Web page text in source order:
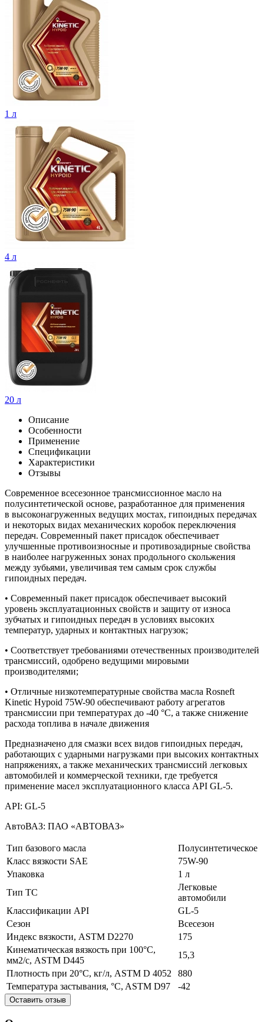
1 л
4 л
20 л
Описание
Особенности
Применение
Спецификации
Характеристики
Отзывы
Современное всесезонное трансмиссионное масло на
полусинтетической основе, разработанное для применения
в высоконагруженных ведущих мостах, гипоидных передачах
и некоторых видах механических коробок переключения
передач. Современный пакет присадок обеспечивает
улучшенные противоизносные и противозадирные свойства
в наиболее нагруженных зонах продольного скольжения
между зубьями, увеличивая тем самым срок службы
гипоидных передач.
• Современный пакет присадок обеспечивает высокий
уровень эксплуатационных свойств и защиту от износа
зубчатых и гипоидных передач в условиях высоких
температур, ударных и контактных нагрузок;
• Соответствует требованиями отечественных производителей
трансмиссий, одобрено ведущими мировыми
производителями;
• Отличные низкотемпературные свойства масла Rosneft
Kinetic Hypoid 75W-90 обеспечивают работу агрегатов
трансмиссии при температурах до -40 °C, а также снижение
расхода топлива в начале движения
Предназначено для смазки всех видов гипоидных передач,
работающих с ударными нагрузками при высоких контактных
напряжениях, а также механических трансмиссий легковых
автомобилей и коммерческой техники, где требуется
применение масел эксплуатационного класса API GL-5.
API: GL-5
АвтоВАЗ: ПАО «АВТОВАЗ»
Тип базового масла
Полусинтетическое
Класс вязкости SAE
75W-90
Упаковка
1 л
Тип ТС
Легковые
автомобили
Классификации API
GL-5
Сезон
Всесезон
Индекс вязкости, ASTM D2270
175
Кинематическая вязкость при 100°C,
мм2/с, ASTM D445
15,3
Плотность при 20°C, кг/л, ASTM D 4052
880
Температура застывания, °C, ASTM D97
-42
Оставить отзыв